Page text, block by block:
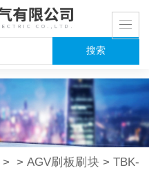
> > AGV刷板刷块 > TBK-